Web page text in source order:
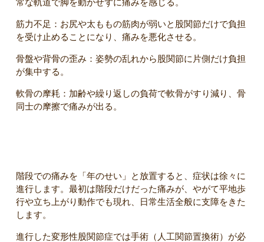
常な軌道で脚を動かせずに痛みを感じる。
筋力不足：お尻や太ももの筋肉が弱いと股関節だけで負担
を受け止めることになり、痛みを悪化させる。
骨盤や背骨の歪み：姿勢の乱れから股関節に片側だけ負担
が集中する。
軟骨の摩耗：加齢や繰り返しの負荷で軟骨がすり減り、骨
同士の摩擦で痛みが出る。
階段での痛みを「年のせい」と放置すると、症状は徐々に
進行します。最初は階段だけだった痛みが、やがて平地歩
行や立ち上がり動作でも現れ、日常生活全般に支障をきた
します。
進行した変形性股関節症では手術（人工関節置換術）が必